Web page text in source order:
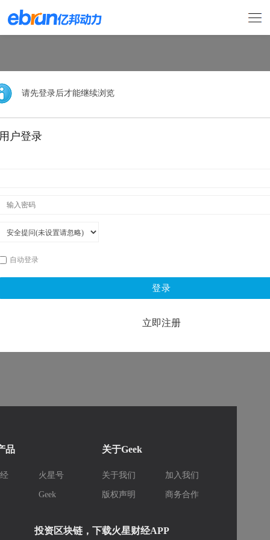
请先登录后才能继续浏览
户登录
自动登录
登录
立即注册
品
火星号
Geek
关于Geek
关于我们 加入我们
版权声明 商务合作
投资区块链，下载火星财经APP